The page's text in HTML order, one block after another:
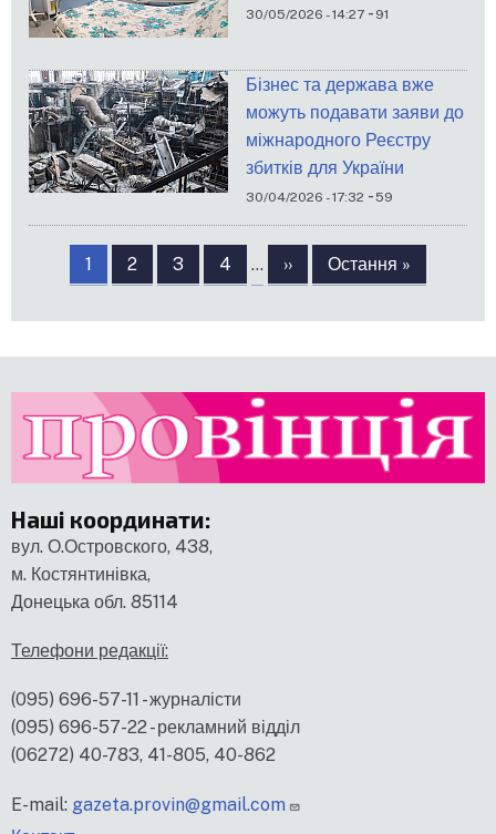
30/05/2026 - 14:27 - 91
Бізнес та держава вже
можуть подавати заяви до
міжнародного Реєстру
збитків для України
30/04/2026 - 17:32 -59
Розбивка
Сторінка
1 Сторінка
2 Сторінка
3 Сторінка
4 …
Наступна
сторінка
››
Остання
сторінка
Остання »
Наші координати:
вул. О.Островского, 438,
м. Костянтинівка,
Донецька обл. 85114
Телефони редакції:
(095) 696-57-11 - журналісти
(095) 696-57-22 - рекламний відділ
(06272) 40-783, 41-805, 40-862
E-mail: gazeta.provin@gmail.com